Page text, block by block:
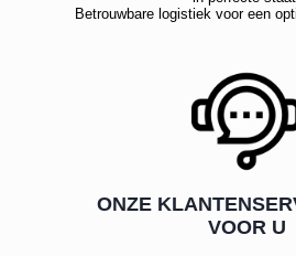
Betrouwbare logistiek voor een
ONZE
VOOR U